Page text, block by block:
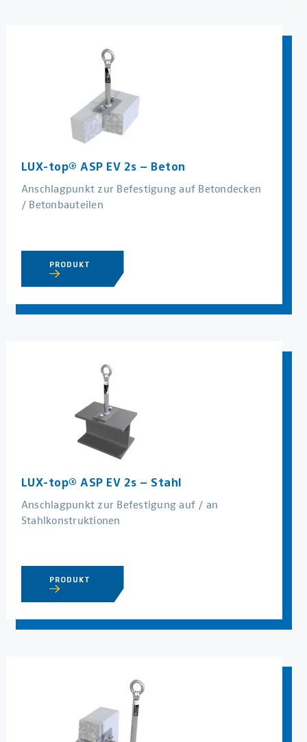
LUX-top® ASP EV 2s – Beton
Anschlagpunkt zur Befestigung auf Betondecken
/ Betonbauteilen
PRODUKT
LUX-top® ASP EV 2s – Stahl
Anschlagpunkt zur Befestigung auf / an
Stahlkonstruktionen
PRODUKT